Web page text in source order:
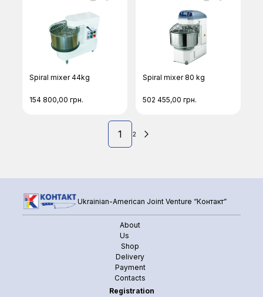
Spiral mixer 44kg
154 800,00грн.
Spiral mixer 80 kg
502 455,00грн.
1 2
Ukrainian-American Joint Venture “Контакт”
About
Us
Shop
Delivery
Payment
Contacts
Registration